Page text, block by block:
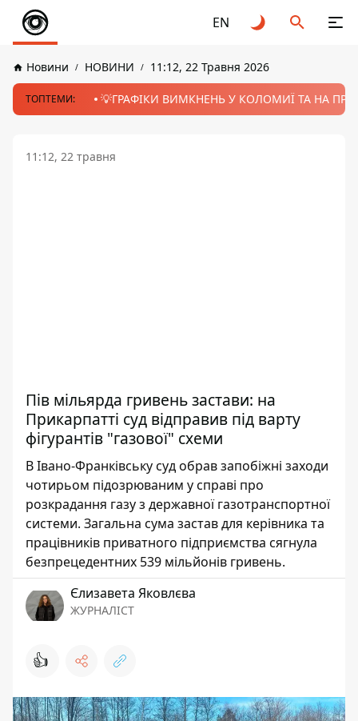
EN
Новини НОВИНИ 11:12, 22 Травня 2026
ТОПТЕМИ: 💡ГРАФІКИ ВИМКНЕНЬ У КОЛОМИЇ ТА НА
11:12, 22 травня
Пів мільярда гривень застави: на
Прикарпатті суд відправив під варту
фігурантів "газової" схеми
В Івано-Франківську суд обрав запобіжні заходи
чотирьом підозрюваним у справі про
розкрадання газу з державної газотранспортної
системи. Загальна сума застав для керівника та
працівників приватного підприємства сягнула
безпрецедентних 539 мільйонів гривень.
Єлизавета Яковлєва
ЖУРНАЛІСТ
👍